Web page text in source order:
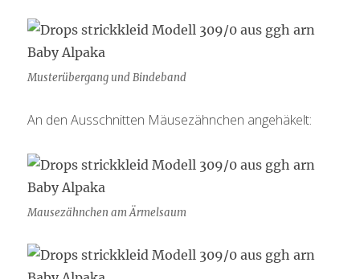
Musterübergang und Bindeband
An den Ausschnitten Mäusezähnchen angehäkelt:
Mausezähnchen am Ärmelsaum